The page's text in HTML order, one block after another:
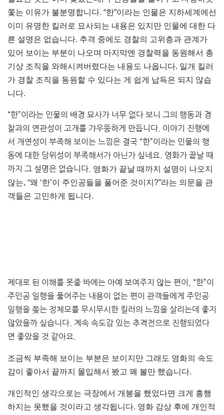
쫓는 이유가 불분명합니다. “한”이라는 인물은 지하세계에선
이미 유명한 킬러로 묘사되는 내용은 있지만 인물에 대한 다
른 설명은 없습니다. 추격 중에도 경찰의 고위층과 관계가
있어 보이는 부분이 나오며 마지막엔 경찰력을 동원해서 총
기상 조직을 와해시켜버렸다는 내용도 나옵니다. 일개 킬러
가 경찰 조직을 동원할 수 있다는 게 쉽게 납득은 되지 않습
니다.
“한”이라는 인물의 배경 묘사가 너무 없다 보니 그의 행동과 경
찰과의 연관성이 고개를 갸우뚱하게 만듭니다. 이야기 진행에
서 개연성이 부족해 보이는 느낌은 결국 “한”이라는 인물의 행
동에 대한 당위성이 부족해서가 아닌가 싶네요. 영화가 끝날 때
까지 그 설명은 없습니다. 영화가 끝날 때까지 설명이 나오지
않는, “왜 ‘한’이 주인공들을 풀어준 것이지?”라는 의문을 관
객들은 고민하게 됩니다.
제대로 된 이해를 못줄 바에는 아예 보여주지 않는 편이, “한”이
주인공 일행을 풀어주는 내용이 없는 편이 관객들에게 주인공
일행을 쫒는 정체모를 무시무시한 킬러의 느낌을 살리는데 좋지
않았을까 싶습니다. 계속 속도감 있는 추격전으로 진행되었다
면 좋았을 것 같아요.
조금씩 부족해 보이는 부분은 보이지만 그래도 영화의 속도
감이 좋아서 끝까지 몰입해서 봤고 꽤 볼만 했습니다.
개인적인 생각으로는 극장에서 개봉을 했었다면 크게 흥행
하지는 못했을 것이라고 생각됩니다. 영화 감상 후에 개인적